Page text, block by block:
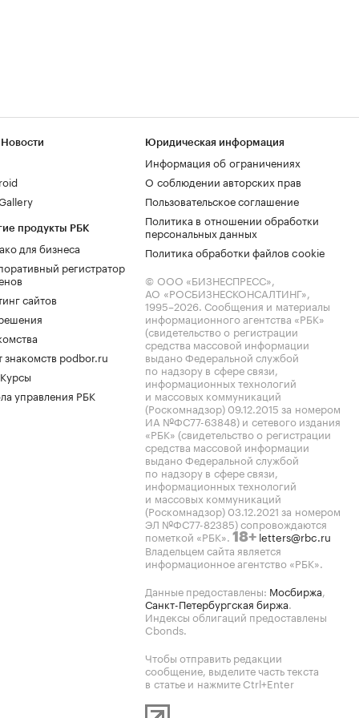
продукты РБК
для бизнеса
регистратор
сайтов
знакомств podbor.ru
управления РБК
Юридическая информация
Информация об ограничениях
О соблюдении авторских прав
Пользовательское соглашение
Политика в отношении обработки
персональных данных
Политика обработки файлов cookie
© ООО «БИЗНЕСПРЕСС»,
АО «РОСБИЗНЕСКОНСАЛТИНГ»,
1995–2026. Сообщения и материалы
информационного агентства «РБК»
(свидетельство о регистрации
средства массовой информации
выдано Федеральной службой
по надзору в сфере связи,
информационных технологий
и массовых коммуникаций
(Роскомнадзор) 09.12.2015 за номером
ИА №ФС77-63848) и сетевого издания
«РБК» (свидетельство о регистрации
средства массовой информации
выдано Федеральной службой
по надзору в сфере связи,
информационных технологий
и массовых коммуникаций
(Роскомнадзор) 03.12.2021 за номером
ЭЛ №ФС77-82385) сопровождаются
пометкой «РБК». 18+ letters@rbc.ru
Владельцем сайта является
информационное агентство «РБК».
Данные предоставлены: Мосбиржа,
Санкт-Петербургская биржа.
Индексы облигаций предоставлены
Cbonds.
Чтобы отправить редакции
сообщение, выделите часть текста
в статье и нажмите Ctrl+Enter